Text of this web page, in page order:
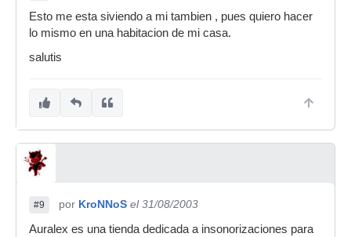
Esto me esta siviendo a mi tambien , pues quiero hacer
lo mismo en una habitacion de mi casa.
salutis
#9 por KroNNoS el 31/08/2003
Auralex es una tienda dedicada a insonorizaciones para